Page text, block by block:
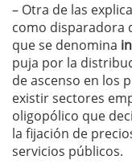
– Otra de las
como disparadora
que se denomina
puja por la
de ascenso en los
existir sectores
oligopólico que
la fijación de
servicios públicos.